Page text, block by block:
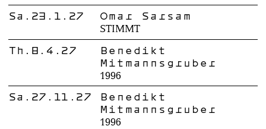
Sa.23.1.27 Omar Sarsam
STIMMT
Th.8.4.27
Benedikt
Mitmannsgruber
1996
Sa.27.11.27
Benedikt
Mitmannsgruber
1996